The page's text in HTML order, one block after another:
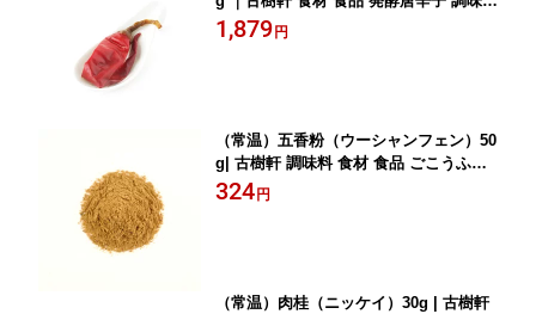
中華料理 四川料理 魚香 炒め物 使い方
販売 通販 おすすめ しびれ料理 辛い グ
1,879 円
（常温）五香粉（ウーシャンフェン）50
g| 古樹軒 調味料 食材 食品 ごこうふん
ゴコウフン 本場 中華料理 販売 通販 お
324 円
（常温）肉桂（ニッケイ）30g | 古樹軒